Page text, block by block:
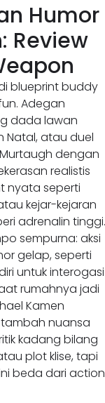
Humor
Review
blueprint buddy
Adegan
dada lawan
Natal, atau duel
dengan
realistis
nyata seperti
kejar-kejaran
adrenalin tinggi.
sempurna: aksi
gelap, seperti
untuk interogasi
rumahnya jadi
Kamen
nuansa
kadang bilang
plot klise, tapi
beda dari action